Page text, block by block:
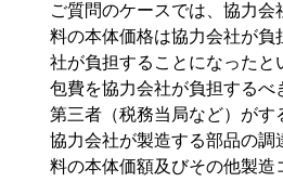
ご質問のケースでは、協力
料の本体価格は協力会社が負
社が負担することになったと
包費を協力会社が負担するべ
第三者（税務当局など）がす
協力会社が製造する部品の調
料の本体価額及びその他製造